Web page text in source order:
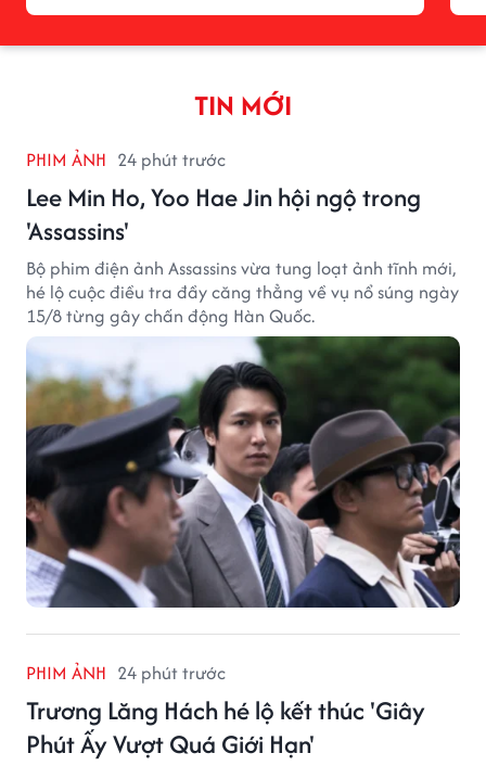
TIN MỚI
PHIM ẢNH 24 phút trước
Lee Min Ho, Yoo Hae Jin hội ngộ trong
'Assassins'
Bộ phim điện ảnh Assassins vừa tung loạt ảnh tĩnh mới,
hé lộ cuộc điều tra đầy căng thẳng về vụ nổ súng ngày
15/8 từng gây chấn động Hàn Quốc.
PHIM ẢNH 24 phút trước
Trương Lăng Hách hé lộ kết thúc 'Giây
Phút Ấy Vượt Quá Giới Hạn'